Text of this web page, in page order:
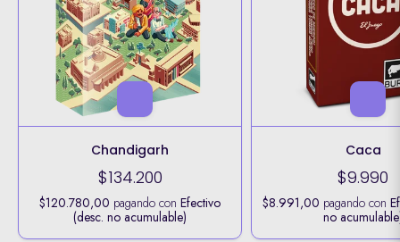
Chandigarh
$134.200
$120.780,00 pagando conEfectivo
(desc. no acumulable)
Caca
$9.990
$8.991,00 pagando con
no